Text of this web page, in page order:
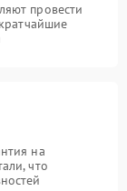
провести
на
что